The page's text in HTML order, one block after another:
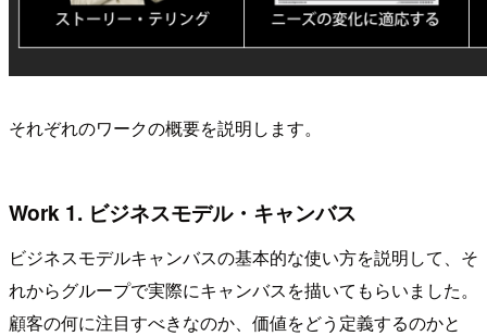
それぞれのワークの概要を説明します。
Work 1. ビジネスモデル・キャンバス
ビジネスモデルキャンバスの基本的な使い方を説明して、そ
れからグループで実際にキャンバスを描いてもらいました。
顧客の何に注目すべきなのか、価値をどう定義するのかと